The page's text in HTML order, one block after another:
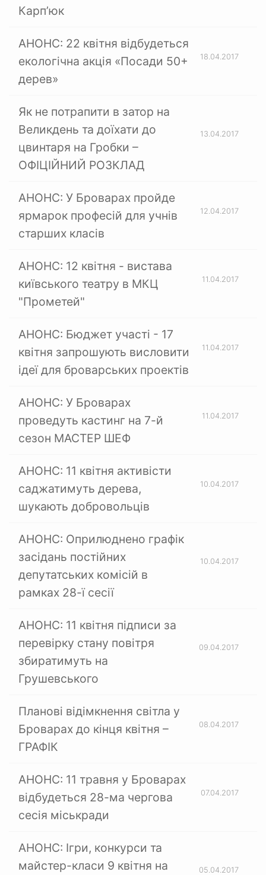
Карп’юк
АНОНС: 22 квітня відбудеться
екологічна акція «Посади 50+
дерев»
18.04.2017
Як не потрапити в затор на
Великдень та доїхати до
цвинтаря на Гробки –
ОФІЦІЙНИЙ РОЗКЛАД
13.04.2017
АНОНС: У Броварах пройде
ярмарок професій для учнів
старших класів
12.04.2017
АНОНС: 12 квітня - вистава
київського театру в МКЦ
"Прометей"
11.04.2017
АНОНС: Бюджет участі - 17
квітня запрошують висловити
ідеї для броварських проектів
11.04.2017
АНОНС: У Броварах
проведуть кастинг на 7-й
сезон МАСТЕР ШЕФ
11.04.2017
АНОНС: 11 квітня активісти
саджатимуть дерева,
шукають добровольців
10.04.2017
АНОНС: Оприлюднено графік
засідань постійних
депутатських комісій в
рамках 28-ї сесії
10.04.2017
АНОНС: 11 квітня підписи за
перевірку стану повітря
збиратимуть на
Грушевського
09.04.2017
Планові відімкнення світла у
Броварах до кінця квітня –
ГРАФІК
08.04.2017
АНОНС: 11 травня у Броварах
відбудеться 28-ма чергова
сесія міськради
07.04.2017
АНОНС: Ігри, конкурси та
майстер-класи 9 квітня на
05.04.2017